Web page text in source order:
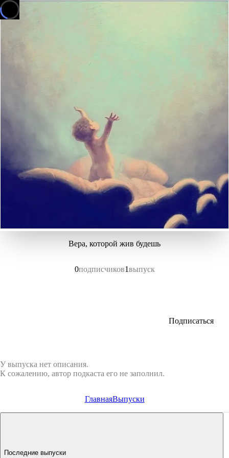
Вера, которой жив будешь
0подписчиков1выпуск
Подписаться
У выпуска нет описания.
К сожалению, автор подкаста его не заполнил.
ГлавнаяВыпуски
Последние выпуски